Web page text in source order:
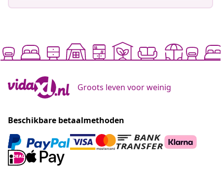
Groots leven voor weinig
Beschikbare betaalmethoden